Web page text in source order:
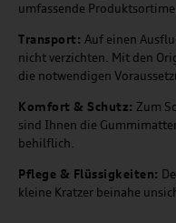
umfassende
Transport: Auf einen
nicht verzichten. Mit den
die notwendigen
Komfort & Schutz: Zum
sind Ihnen die
behilflich.
Pflege & Flüssigkeiten:
kleine Kratzer beinahe